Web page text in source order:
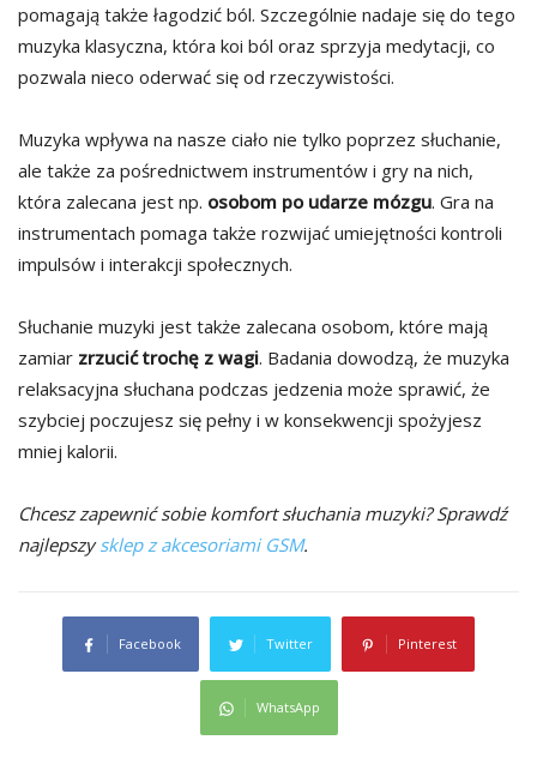
pomagają także łagodzić ból. Szczególnie nadaje się do tego
muzyka klasyczna, która koi ból oraz sprzyja medytacji, co
pozwala nieco oderwać się od rzeczywistości.
Muzyka wpływa na nasze ciało nie tylko poprzez słuchanie,
ale także za pośrednictwem instrumentów i gry na nich,
która zalecana jest np. osobom po udarze mózgu. Gra na
instrumentach pomaga także rozwijać umiejętności kontroli
impulsów i interakcji społecznych.
Słuchanie muzyki jest także zalecana osobom, które mają
zamiar zrzucić trochę z wagi. Badania dowodzą, że muzyka
relaksacyjna słuchana podczas jedzenia może sprawić, że
szybciej poczujesz się pełny i w konsekwencji spożyjesz
mniej kalorii.
Chcesz zapewnić sobie komfort słuchania muzyki? Sprawdź
najlepszysklep z akcesoriami GSM.
Facebook Twitter Pinterest
WhatsApp